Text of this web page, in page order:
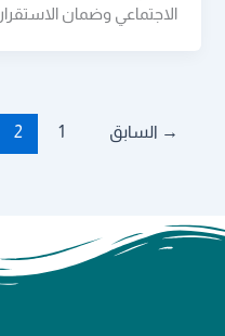
الاجتماعي وضمان الاستقرار
→ السابق 1
2